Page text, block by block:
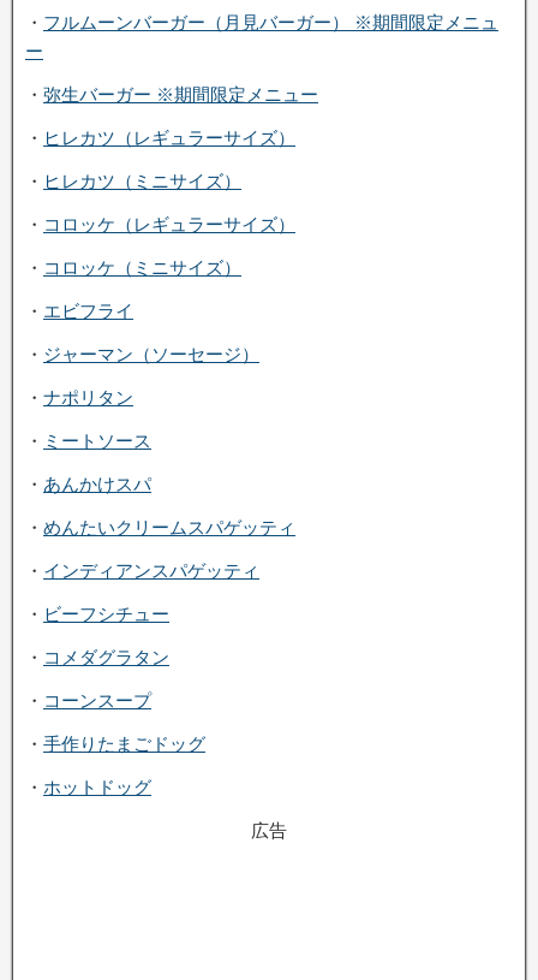
・ フルムーンバーガー（月見バーガー） ※期間限定メニュ
ー
・ 弥生バーガー ※期間限定メニュー
・ ヒレカツ（レギュラーサイズ）
・ ヒレカツ（ミニサイズ）
・ コロッケ（レギュラーサイズ）
・ コロッケ（ミニサイズ）
・ エビフライ
・ ジャーマン（ソーセージ）
・ ナポリタン
・ ミートソース
・ あんかけスパ
・ めんたいクリームスパゲッティ
・ インディアンスパゲッティ
・ ビーフシチュー
・ コメダグラタン
・ コーンスープ
・ 手作りたまごドッグ
・ ホットドッグ
広告